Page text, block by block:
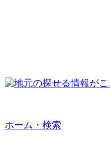
ホーム・検索